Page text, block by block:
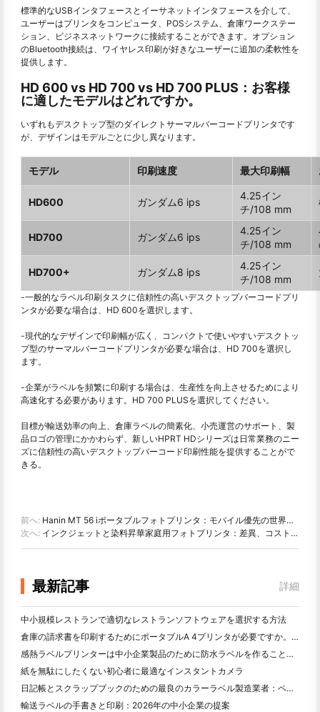
標準的なUSBインタフェースとイーサネットインタフェースを介して、
ユーザーはプリンタをコンピュータ、POSシステム、倉庫ワークステー
ション、ビジネスネットワークに接続することができます。オプション
のBluetooth接続は、ワイヤレス印刷が好きなユーザーに追加の柔軟性を
提供します。
HD 600 vs HD 700 vs HD 700 PLUS：お客様
に適したモデルはどれですか。
いずれもデスクトップ型のダイレクトサーマルバーコードプリンタです
が、デザインはモデルごとに少し異なります。
モデル 印刷速度 最大印刷幅
HD600 ガンダム6 ips
4.25イン
チ/108 mm
HD700 ガンダム6 ips
4.25イン
チ/108 mm
HD700+ ガンダム8 ips
4.25イン
チ/108 mm
-一般的なラベル印刷タスクに信頼性の高いデスクトップバーコードプリ
ンタが必要な場合は、HD 600を選択します。
-現代的なデザインで印刷幅が広く、コンパクトで使いやすいデスクトッ
プ型のサーマルバーコードプリンタが必要な場合は、HD 700を選択し
ます。
-企業がラベルを頻繁に印刷する場合は、生産性を向上させるためにより
高速化する必要があります。HD 700 PLUSを選択してください。
目標が輸送効率の向上、倉庫ラベルの簡素化、小売運営のサポート、製
品ロゴの管理にかかわらず、新しいHPRT HDシリーズは日常業務のニー
ズに信頼性の高いデスクトップバーコード印刷性能を提供することがで
きる。
前へ: Hanin MT 56 iポータブルフォトプリンタ：モバイル優先の世界中のインスタントプリント用に設計
次へ: インクジェットと染料昇華家庭用フォトプリンタ：差異、コスト、提案
最新記事 詳細
中小規模レストランで適切なレストランソフトウェアを選択する方法
倉庫の請求書を印刷するためにポータブルA 4プリンタが必要ですか。何が本当に効果的なのか
感熱ラベルプリンターは中小企業製品のために防水ラベルを作ることができますか？
紙を無駄にしたくない初心者に最適なインスタントカメラ
日記帳とスクラップブックのための最良のカラーラベル製造業者：ページごとにさらに色を追加
輸送ラベルの手書きと印刷：2026年の中小企業の提案